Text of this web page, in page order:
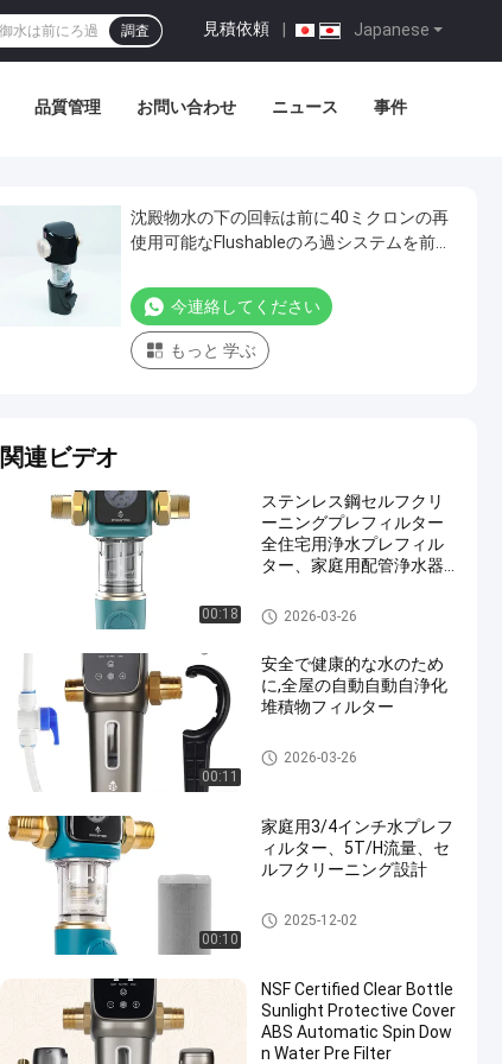
Japanese
見積依頼
調査
品質管理 お問い合わせ ニュース 事件
沈殿物水の下の回転は前に40ミクロンの再
使用可能なFlushableのろ過システムを前に
今連絡してください
もっと 学ぶ
関連ビデオ
00:18
ステンレス鋼セルフクリ
ーニングプレフィルター
全住宅用浄水プレフィル
ター、家庭用配管浄水器
物プレフィルターシステ
ム
全前の家フィルター
2026-03-26
00:11
安全で健康的な水のため
に,全屋の自動自動自浄化
堆積物フィルター
前の水フィルター
2026-03-26
00:10
家庭用3/4インチ水プレフ
ィルター、5T/H流量、セ
ルフクリーニング設計
前の水フィルター
2025-12-02
NSF Certified Clear Bottle
Sunlight Protective Cover
ABS Automatic Spin Dow
n Water Pre Filter